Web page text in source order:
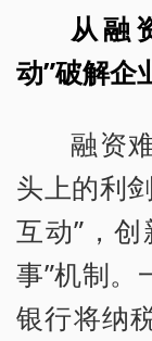
从融
动”破解企
融资
头上的利
互动”，
事”机制。
银行将纳